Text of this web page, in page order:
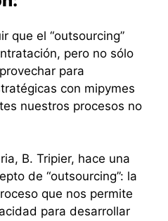
que el “outsourcing”
pero no sólo
para
con mipymes
nuestros procesos no
B. Tripier, hace una
de “outsourcing”: la
que nos permite
para desarrollar